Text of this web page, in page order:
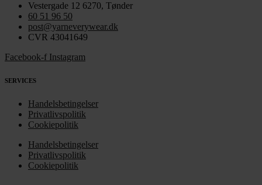
Vestergade 12 6270, Tønder
60 51 96 50
post@yarneverywear.dk
CVR 43041649
Facebook-f Instagram
SERVICES
Handelsbetingelser
Privatlivspolitik
Cookiepolitik
Handelsbetingelser
Privatlivspolitik
Cookiepolitik